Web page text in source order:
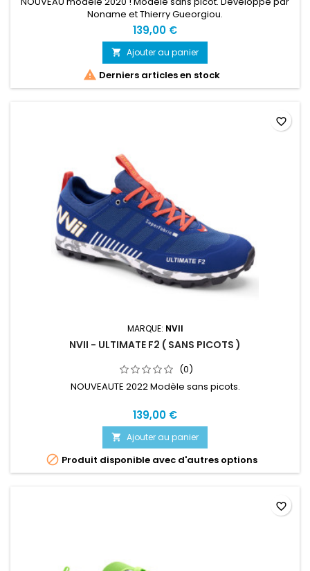
Noname et Thierry Gueorgiou.
139,00 €
 Ajouter au panier
 Derniers articles en stock
MARQUE: NVII
NVII - ULTIMATE F2 ( SANS PICOTS )
(0)
NOUVEAUTE 2022 Modèle sans picots.
139,00 €
 Ajouter au panier
 Produit disponible avec d'autres options
favorite_border
favorite_border